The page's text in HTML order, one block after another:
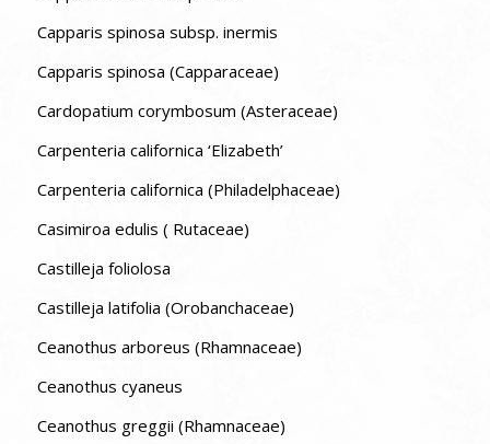
Capparis spinosa subsp. inermis
Capparis spinosa (Capparaceae)
Cardopatium corymbosum (Asteraceae)
Carpenteria californica ‘Elizabeth’
Carpenteria californica (Philadelphaceae)
Casimiroa edulis ( Rutaceae)
Castilleja foliolosa
Castilleja latifolia (Orobanchaceae)
Ceanothus arboreus (Rhamnaceae)
Ceanothus cyaneus
Ceanothus greggii (Rhamnaceae)